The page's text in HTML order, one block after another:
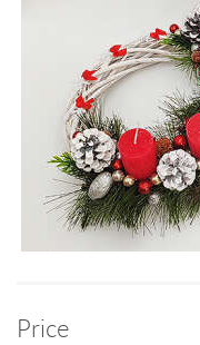
Price